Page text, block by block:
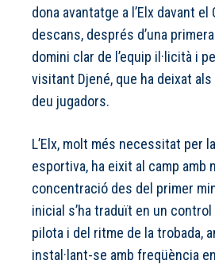
dona avantatge a l’Elx davant el
descans, després d’una
domini clar de l’equip il·licità i
visitant Djené, que ha deixat
deu jugadors.
L’Elx, molt més necessitat per
esportiva, ha eixit al camp amb
concentració des del primer
inicial s’ha traduït en un
pilota i del ritme de la trobada,
instal·lant-se amb freqüència